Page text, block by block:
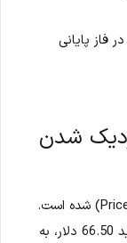
فاز پایانی
شدن
رسماً وارد فاز «کشف قیمت» (Price Discovery) شده است.
این فلز گران‌بها امروز با ثبت سقف تاریخی جدید 66.50 دلار، به